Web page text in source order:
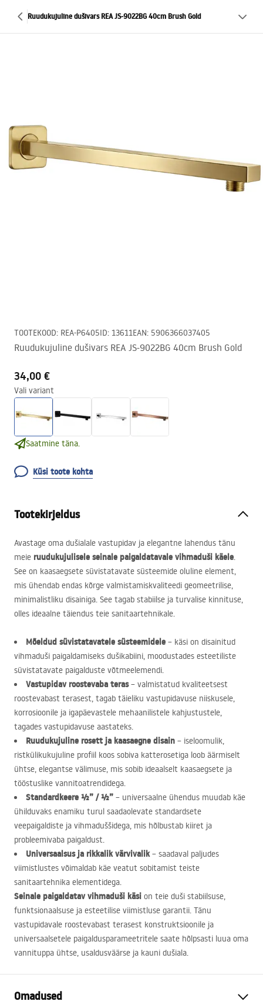
Ruudukujuline dušivars REA JS-9022BG 40cm Brush Gold
TOOTEKOOD: REA-P6405ID: 13611EAN: 5906366037405
Ruudukujuline dušivars REA JS-9022BG 40cm Brush Gold
34,00 €
Vali variant
Saatmine täna.
Küsi toote kohta
Tootekirjeldus
Avastage oma dušialale vastupidav ja elegantne lahendus tänu
meie ruudukujulisele seinale paigaldatavale vihmaduši käele.
See on kaasaegsete süvistatavate süsteemide oluline element,
mis ühendab endas kõrge valmistamiskvaliteedi geomeetrilise,
minimalistliku disainiga. See tagab stabiilse ja turvalise kinnituse,
olles ideaalne täiendus teie sanitaartehnikale.
Mõeldud süvistatavatele süsteemidele – käsi on disainitud
vihmaduši paigaldamiseks dušikabiini, moodustades esteetiliste
süvistatavate paigalduste võtmeelemendi.
Vastupidav roostevaba teras– valmistatud kvaliteetsest
roostevabast terasest, tagab täieliku vastupidavuse niiskusele,
korrosioonile ja igapäevastele mehaanilistele kahjustustele,
tagades vastupidavuse aastateks.
Ruudukujuline rosett ja kaasaegne disain – iseloomulik,
ristkülikukujuline profiil koos sobiva katterosetiga loob äärmiselt
ühtse, elegantse välimuse, mis sobib ideaalselt kaasaegsete ja
tööstuslike vannitoatrendidega.
Standardkeere ½” / ½” – universaalne ühendus muudab käe
ühilduvaks enamiku turul saadaolevate standardsete
veepaigaldiste ja vihmaduššidega, mis hõlbustab kiiret ja
probleemivaba paigaldust.
Universaalsus ja rikkalik värvivalik– saadaval paljudes
viimistlustes võimaldab käe veatut sobitamist teiste
sanitaartehnika elementidega.
Seinale paigaldatav vihmaduši käsi on teie duši stabiilsuse,
funktsionaalsuse ja esteetilise viimistluse garantii. Tänu
vastupidavale roostevabast terasest konstruktsioonile ja
universaalsetele paigaldusparameetritele saate hõlpsasti luua oma
vannituppa ühtse, usaldusväärse ja kauni dušiala.
Omadused